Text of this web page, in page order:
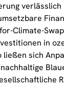
Climate-
in
ließen sich